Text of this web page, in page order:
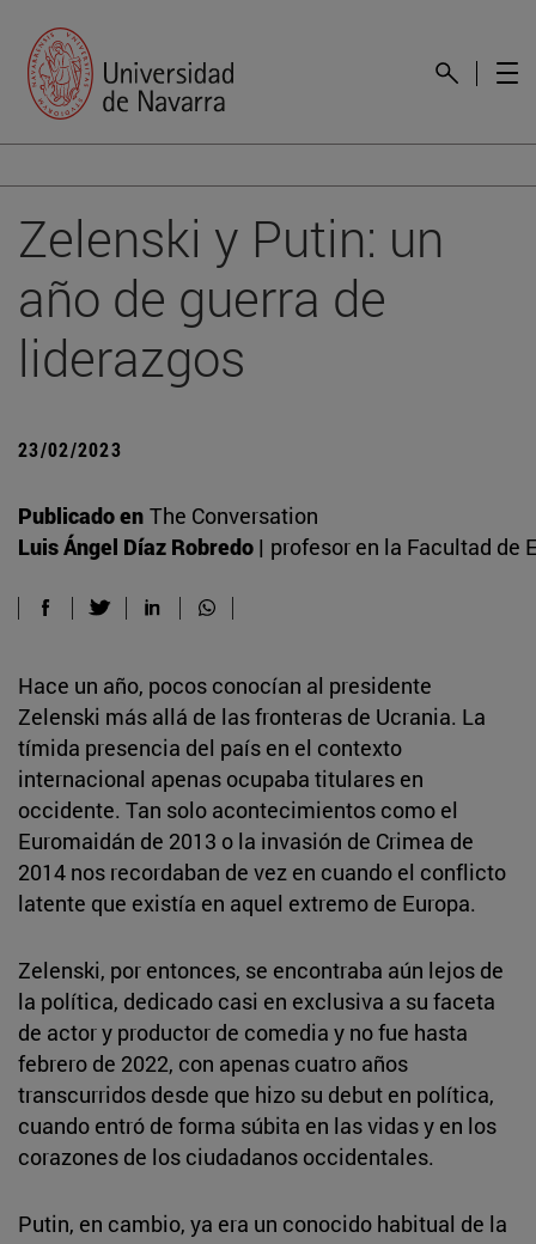
Zelenski y Putin: un
año de guerra de
liderazgos
23/02/2023
Publicado en The Conversation
Luis Ángel Díaz Robredo | profesor en la Facultad de
Hace un año, pocos conocían al presidente
Zelenski más allá de las fronteras de Ucrania. La
tímida presencia del país en el contexto
internacional apenas ocupaba titulares en
occidente. Tan solo acontecimientos como el
Euromaidán de 2013 o la invasión de Crimea de
2014 nos recordaban de vez en cuando el conflicto
latente que existía en aquel extremo de Europa.
Zelenski, por entonces, se encontraba aún lejos de
la política, dedicado casi en exclusiva a su faceta
de actor y productor de comedia y no fue hasta
febrero de 2022, con apenas cuatro años
transcurridos desde que hizo su debut en política,
cuando entró de forma súbita en las vidas y en los
corazones de los ciudadanos occidentales.
Putin, en cambio, ya era un conocido habitual de la